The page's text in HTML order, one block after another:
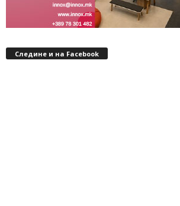
Следине и на Facebook